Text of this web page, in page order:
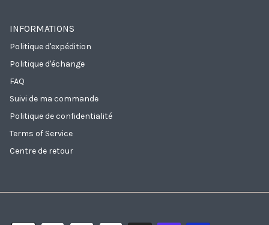
INFORMATIONS
Politique d'expédition
Politique d'échange
FAQ
Suivi de ma commande
Politique de confidentialité
Terms of Service
Centre de retour